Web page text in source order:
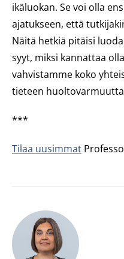
ikäluokan. Se voi olla
ajatukseen, että
Näitä hetkiä pitäisi
syyt, miksi kannattaa
vahvistamme koko
tieteen
***
Tilaa uusimmat